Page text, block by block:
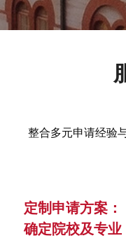
整合多元申请经验
定制申请方案：
确定院校及专